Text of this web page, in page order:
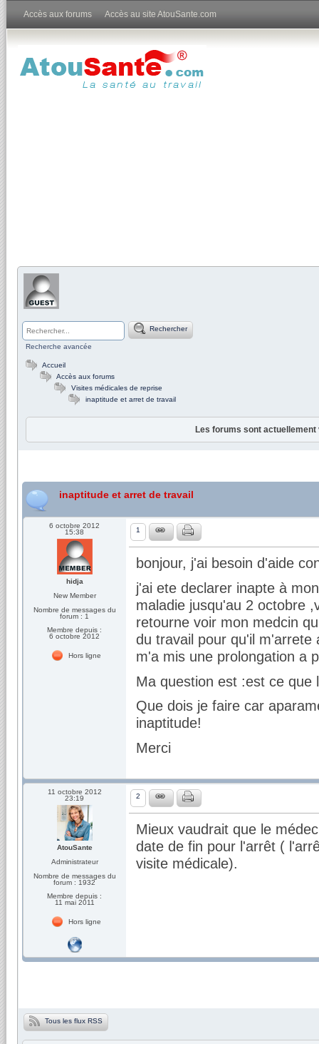
Accès aux forums Accès au site AtouSante.com
Rechercher
Recherche avancée
Accueil
Accès aux forums
Visites médicales de reprise
inaptitude et arret de travail
Les forums sont
inaptitude et arret de travail
6 octobre 2012
15:38
hidja
New Member
Nombre de messages du
forum : 1
Membre depuis :
6 octobre 2012
Hors ligne
1
bonjour, j'ai besoin d'aide
j'ai ete declarer inapte à
maladie jusqu'au 2 octobre
retourne voir mon medcin
du travail pour qu'il
m'a mis une prolongation a
Ma question est :est ce que
Que dois je faire car
inaptitude!
Merci
11 octobre 2012
23:19
AtouSante
Administrateur
Nombre de messages du
forum : 1932
Membre depuis :
11 mai 2011
Hors ligne
2
Mieux vaudrait que le
date de fin pour l'arrêt (
visite médicale).
Tous les flux RSS